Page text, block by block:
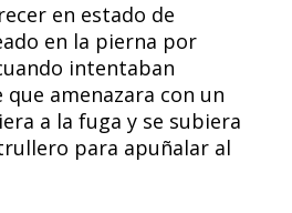
en estado de
en la pierna por
intentaban
amenazara con un
a la fuga y se subiera
para apuñalar al